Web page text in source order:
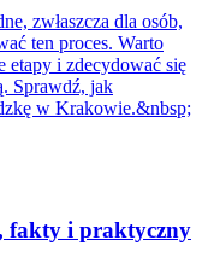
zwłaszcza dla osób,
ten proces. Warto
etapy i zdecydować się
Sprawdź, jak
w Krakowie.&nbsp;
fakty i praktyczny